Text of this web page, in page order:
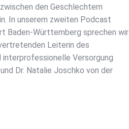
den Geschlechtern
In unserem zweiten Podcast
Baden-Württemberg sprechen wir
Leiterin des
Versorgung
Dr. Natalie Joschko von der